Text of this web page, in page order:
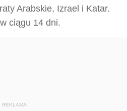
Arabskie, Izrael i Katar.
ciągu 14 dni.
REKLAMA